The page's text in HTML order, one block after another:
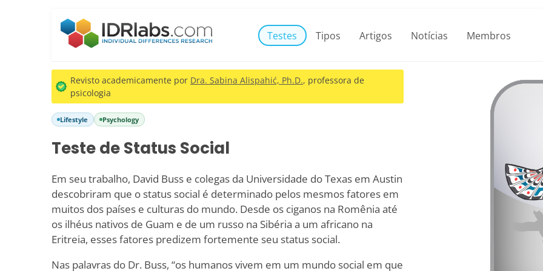
Testes Tipos Artigos Notícias Membros
Revisto academicamente por Dra. Sabina Alispahić, Ph.D., professora de
psicologia
Lifestyle Psychology
Teste de Status Social
Em seu trabalho, David Buss e colegas da Universidade do Texas em Austin
descobriram que o status social é determinado pelos mesmos fatores em
muitos dos países e culturas do mundo. Desde os ciganos na Romênia até
os ilhéus nativos de Guam e de um russo na Sibéria a um africano na
Eritreia, esses fatores predizem fortemente seu status social.
Nas palavras do Dr. Buss, “os humanos vivem em um mundo social em que